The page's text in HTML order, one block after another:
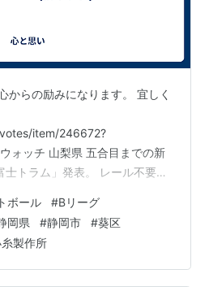
からの励みになります。 宜しく
item/246672?
ォッチ 山梨県 五合目までの新
トラム」発表。 レール不要の
docs/news/164045
鳥海高太朗の静岡深掘り 静岡
ホテルは皆無 開業すれば 外国
高い www.nikkansports.com 静
ボール #Bリーグ
岡県 #静岡市 #葵区
製作所